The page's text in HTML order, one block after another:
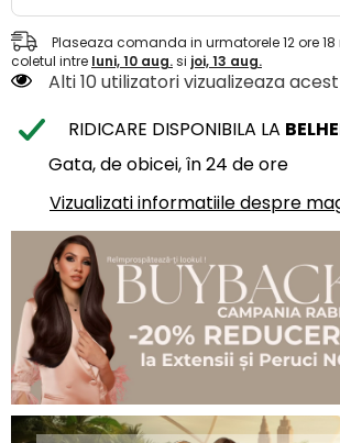
Plaseaza comanda in urmatorele12ore18
coletul intre luni, 10 aug.si joi, 13 aug.
Alti 10 utilizatori vizualizeaza
RIDICARE DISPONIBILA LA
Gata, de obicei, în 24 de ore
Vizualizati informatiile despre